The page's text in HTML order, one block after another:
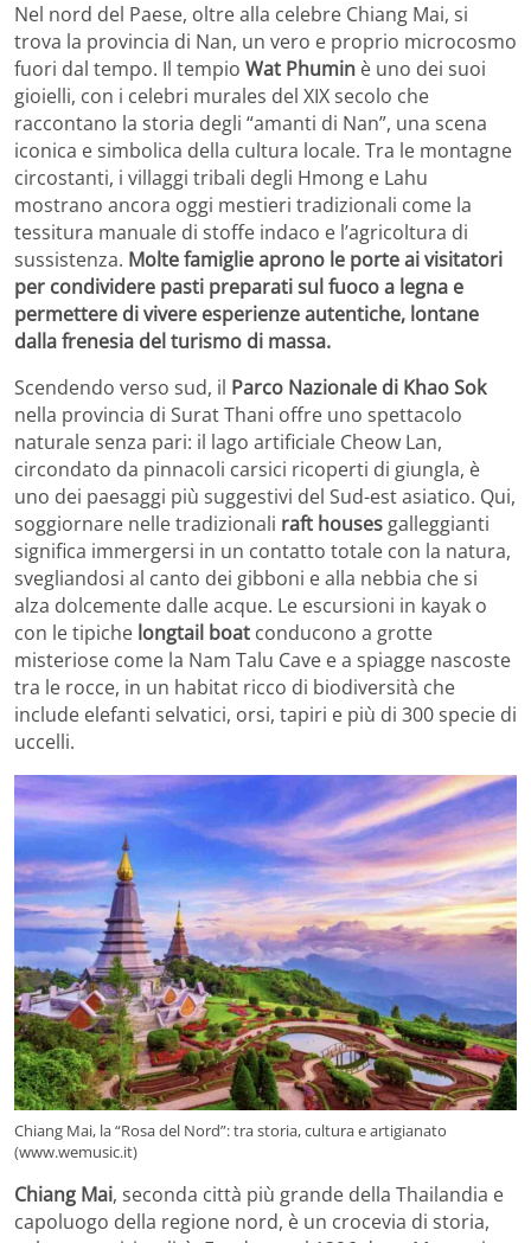
Nel nord del Paese, oltre alla celebre Chiang Mai, si
trova la provincia di Nan, un vero e proprio microcosmo
fuori dal tempo. Il tempio Wat Phumin è uno dei suoi
gioielli, con i celebri murales del XIX secolo che
raccontano la storia degli “amanti di Nan”, una scena
iconica e simbolica della cultura locale. Tra le montagne
circostanti, i villaggi tribali degli Hmong e Lahu
mostrano ancora oggi mestieri tradizionali come la
tessitura manuale di stoffe indaco e l’agricoltura di
sussistenza. Molte famiglie aprono le porte ai visitatori
per condividere pasti preparati sul fuoco a legna e
permettere di vivere esperienze autentiche, lontane
dalla frenesia del turismo di massa.
Scendendo verso sud, il Parco Nazionale di Khao Sok
nella provincia di Surat Thani offre uno spettacolo
naturale senza pari: il lago artificiale Cheow Lan,
circondato da pinnacoli carsici ricoperti di giungla, è
uno dei paesaggi più suggestivi del Sud-est asiatico. Qui,
soggiornare nelle tradizionali raft houses galleggianti
significa immergersi in un contatto totale con la natura,
svegliandosi al canto dei gibboni e alla nebbia che si
alza dolcemente dalle acque. Le escursioni in kayak o
con le tipiche longtail boat conducono a grotte
misteriose come la Nam Talu Cave e a spiagge nascoste
tra le rocce, in un habitat ricco di biodiversità che
include elefanti selvatici, orsi, tapiri e più di 300 specie di
uccelli.
Chiang Mai, la “Rosa del Nord”: tra storia, cultura e artigianato
(www.wemusic.it)
Chiang Mai, seconda città più grande della Thailandia e
capoluogo della regione nord, è un crocevia di storia,